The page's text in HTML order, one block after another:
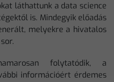
láthattunk a data science
is. Mindegyik előadás
melyekre a hivatalos
folytatódik, a
információért érdemes